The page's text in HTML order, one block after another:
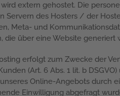
wird extern gehostet. Die
Servern des Hosters / der
Meta- und
die über eine Website generiert
erfolgt zum Zwecke der
(Art. 6 Abs. 1 lit. b
Online-Angebots durch
Einwilligung abgefragt